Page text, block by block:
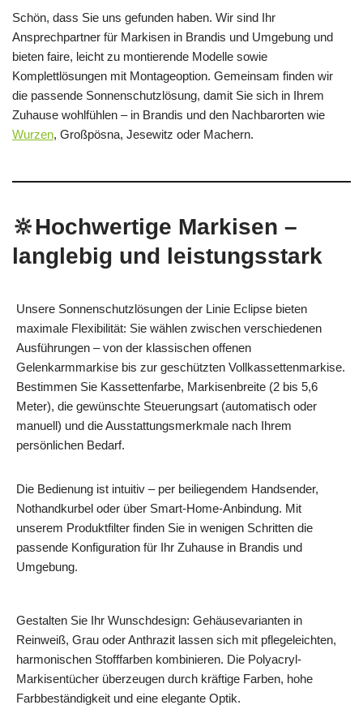
Schön, dass Sie uns gefunden haben. Wir sind Ihr
Ansprechpartner für Markisen in Brandis und Umgebung und
bieten faire, leicht zu montierende Modelle sowie
Komplettlösungen mit Montageoption. Gemeinsam finden wir
die passende Sonnenschutzlösung, damit Sie sich in Ihrem
Zuhause wohlfühlen – in Brandis und den Nachbarorten wie
Wurzen, Großpösna, Jesewitz oder Machern.
🔆Hochwertige Markisen –
langlebig und leistungsstark
Unsere Sonnenschutzlösungen der Linie Eclipse bieten
maximale Flexibilität: Sie wählen zwischen verschiedenen
Ausführungen – von der klassischen offenen
Gelenkarmmarkise bis zur geschützten Vollkassettenmarkise.
Bestimmen Sie Kassettenfarbe, Markisenbreite (2 bis 5,6
Meter), die gewünschte Steuerungsart (automatisch oder
manuell) und die Ausstattungsmerkmale nach Ihrem
persönlichen Bedarf.
Die Bedienung ist intuitiv – per beiliegendem Handsender,
Nothandkurbel oder über Smart‑Home-Anbindung. Mit
unserem Produktfilter finden Sie in wenigen Schritten die
passende Konfiguration für Ihr Zuhause in Brandis und
Umgebung.
Gestalten Sie Ihr Wunschdesign: Gehäusevarianten in
Reinweiß, Grau oder Anthrazit lassen sich mit pflegeleichten,
harmonischen Stofffarben kombinieren. Die Polyacryl-
Markisentücher überzeugen durch kräftige Farben, hohe
Farbbeständigkeit und eine elegante Optik.